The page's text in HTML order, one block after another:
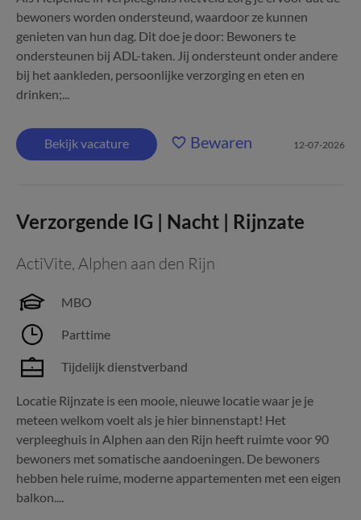
bewoners worden ondersteund, waardoor ze kunnen
genieten van hun dag. Dit doe je door: Bewoners te
ondersteunen bij ADL-taken. Jij ondersteunt onder andere
bij het aankleden, persoonlijke verzorging en eten en
drinken;...
Bekijk vacature Bewaren 12-07-2026
Verzorgende IG | Nacht | Rijnzate
ActiVite, Alphen aan den Rijn
MBO
Parttime
Tijdelijk dienstverband
Locatie Rijnzate is een mooie, nieuwe locatie waar je je
meteen welkom voelt als je hier binnenstapt! Het
verpleeghuis in Alphen aan den Rijn heeft ruimte voor 90
bewoners met somatische aandoeningen. De bewoners
hebben hele ruime, moderne appartementen met een eigen
balkon....